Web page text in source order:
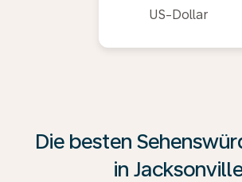
US-Dollar
Die besten
in